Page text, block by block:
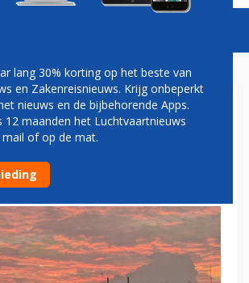
PLAN VOOR
IS VOOR
NOG NIET HELDER
lang 30% korting op het beste van
en Zakenreisnieuws. Krijg onbeperkt
nieuws en de bijbehorende Apps.
12 maanden het Luchtvaartnieuws
of op de mat.